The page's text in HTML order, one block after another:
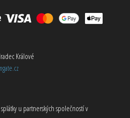
Králové
u partnerských společností v